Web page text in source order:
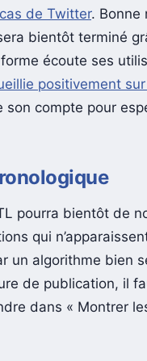
cas de Twitter. Bonne
bientôt terminé
écoute ses
positivement
compte pour
pourra bientôt de
qui
un algorithme bien
de publication, il
dans « Montrer